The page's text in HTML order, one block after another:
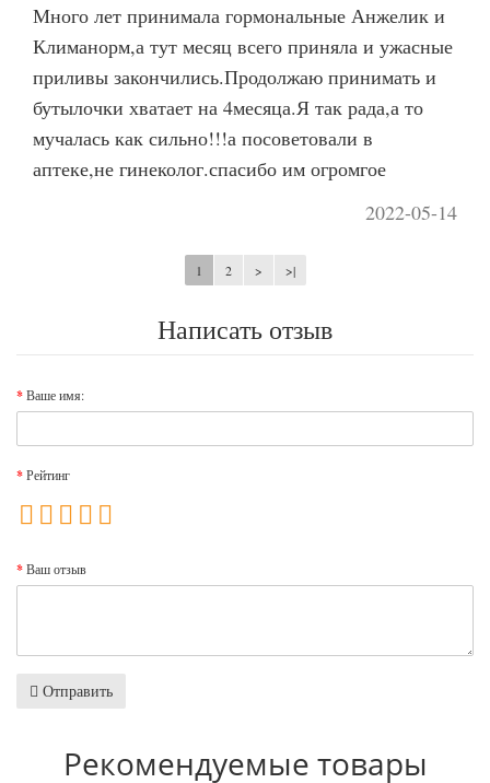
Много лет принимала гормональные Анжелик и
Климанорм,а тут месяц всего приняла и ужасные
приливы закончились.Продолжаю принимать и
бутылочки хватает на 4месяца.Я так рада,а то
мучалась как сильно!!!а посоветовали в
аптеке,не гинеколог.спасибо им огромгое
2022-05-14
1 2 > >|
Написать отзыв
Ваше имя:
Рейтинг
Ваш отзыв
Отправить
Рекомендуемые товары